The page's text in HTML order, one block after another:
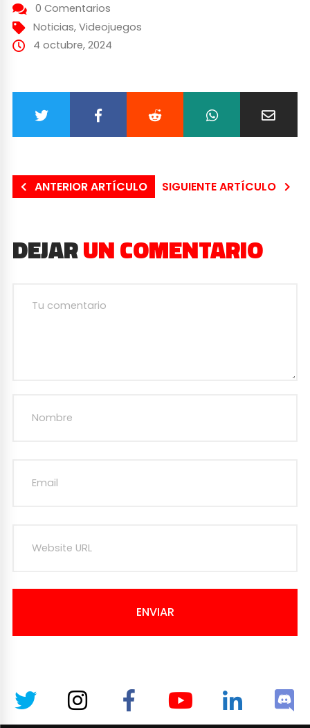
0 Comentarios
Noticias, Videojuegos
4 octubre, 2024
ANTERIOR ARTÍCULO SIGUIENTE ARTÍCULO
DEJARUN COMENTARIO
ENVIAR